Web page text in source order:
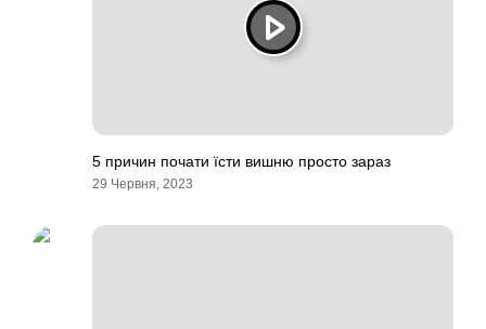
5 причин почати їсти вишню просто зараз
29 Червня, 2023